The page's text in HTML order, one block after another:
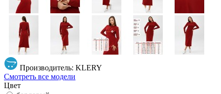
Производитель: KLERY
Смотреть все модели
Цвет